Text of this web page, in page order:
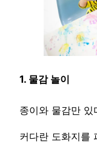
1. 물감 놀이
종이와 물감만
커다란 도화지를